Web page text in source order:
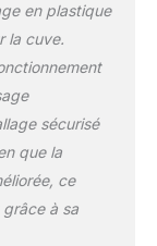
en plastique
la cuve.
sécurisé
que la
ce
à sa